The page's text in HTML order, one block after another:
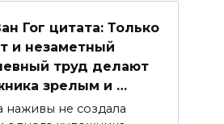
Гог цитата: Только
и незаметный
труд делают
зрелым и …
не создала